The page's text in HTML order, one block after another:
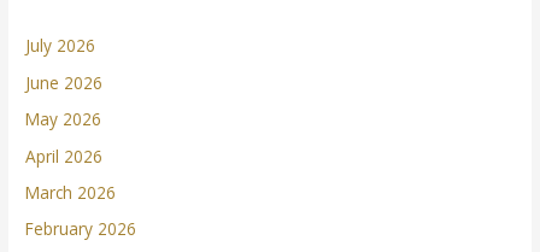
July 2026
June 2026
May 2026
April 2026
March 2026
February 2026